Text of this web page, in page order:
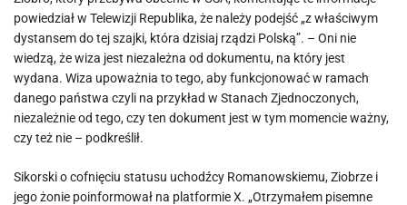
powiedział w Telewizji Republika, że należy podejść „z właściwym
dystansem do tej szajki, która dzisiaj rządzi Polską”. – Oni nie
wiedzą, że wiza jest niezależna od dokumentu, na który jest
wydana. Wiza upoważnia to tego, aby funkcjonować w ramach
danego państwa czyli na przykład w Stanach Zjednoczonych,
niezależnie od tego, czy ten dokument jest w tym momencie ważny,
czy też nie – podkreślił.
Sikorski o cofnięciu statusu uchodźcy Romanowskiemu, Ziobrze i
jego żonie poinformował na platformie X. „Otrzymałem pisemne